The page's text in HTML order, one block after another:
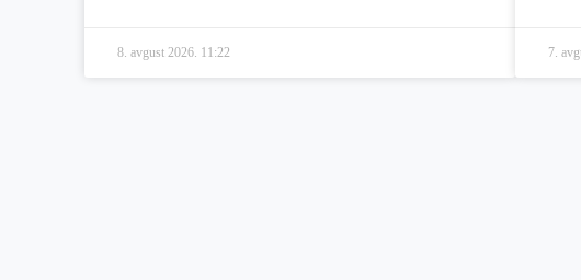
8. avgust 2026. 11:22 7.